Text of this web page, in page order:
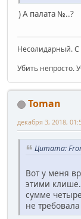
) А палата №..?
Несолидарный.
Убить непросто.
Toman
декабря 3, 2018,
Цитата:
Вот у меня
этими
сумме
не